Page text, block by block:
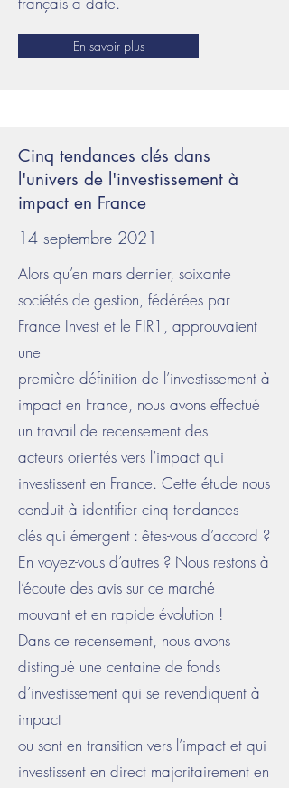
En savoir plus
Cinq tendances clés dans
l'univers de l'investissement à
impact en France
14 septembre 2021
Alors qu’en mars dernier, soixante
sociétés de gestion, fédérées par
France Invest et le FIR1, approuvaient
une
première définition de l’investissement à
impact en France, nous avons effectué
un travail de recensement des
acteurs orientés vers l’impact qui
investissent en France. Cette étude nous
conduit à identifier cinq tendances
clés qui émergent : êtes-vous d’accord ?
En voyez-vous d’autres ? Nous restons à
l’écoute des avis sur ce marché
mouvant et en rapide évolution !
Dans ce recensement, nous avons
distingué une centaine de fonds
d’investissement qui se revendiquent à
impact
ou sont en transition vers l’impact et qui
investissent en direct majoritairement en